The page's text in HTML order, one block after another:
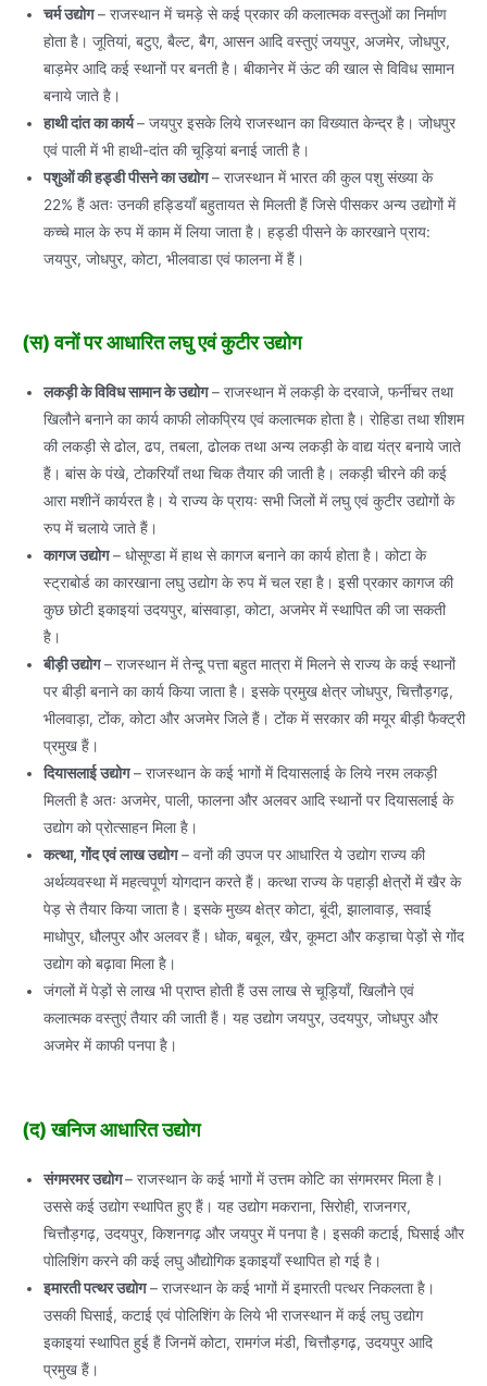
चर्म उद्योग– राजस्थान में चमड़े से कई प्रकार की कलात्मक वस्तुओं का निर्माण
होता है। जूतियां, बटुए, बैल्ट, बैग, आसन आदि वस्तुएं जयपुर, अजमेर, जोधपुर,
बाड़मेर आदि कई स्थानों पर बनती है। बीकानेर में ऊंट की खाल से विविध सामान
बनाये जाते है।
हाथी दांत का कार्य– जयपुर इसके लिये राजस्थान का विख्यात केन्द्र है। जोधपुर
एवं पाली में भी हाथी-दांत की चूड़ियां बनाई जाती है।
पशुओं की हड्डी पीसने का उद्योग– राजस्थान में भारत की कुल पशु संख्या के
22% हैं अतः उनकी हड्डियाँ बहुतायत से मिलती हैं जिसे पीसकर अन्य उद्योगों में
कच्चे माल के रुप में काम में लिया जाता है। हड्डी पीसने के कारखाने प्राय:
जयपुर, जोधपुर, कोटा, भीलवाडा एवं फालना में हैं।
(स) वनों पर आधारित लघु एवं कुटीर उद्योग
लकड़ी के विविध सामान के उद्योग– राजस्थान में लकड़ी के दरवाजे, फर्नीचर तथा
खिलौने बनाने का कार्य काफी लोकप्रिय एवं कलात्मक होता है। रोहिडा तथा शीशम
की लकड़ी से ढोल, ढप, तबला, ढोलक तथा अन्य लकड़ी के वाद्य यंत्र बनाये जाते
हैं। बांस के पंखे, टोकरियाँ तथा चिक तैयार की जाती है। लकड़ी चीरने की कई
आरा मशीनें कार्यरत है। ये राज्य के प्रायः सभी जिलों में लघु एवं कुटीर उद्योगों के
रुप में चलाये जाते हैं।
कागज उद्योग– धोसूण्डा में हाथ से कागज बनाने का कार्य होता है। कोटा के
स्ट्राबोर्ड का कारखाना लघु उद्योग के रुप में चल रहा है। इसी प्रकार कागज की
कुछ छोटी इकाइयां उदयपुर, बांसवाड़ा, कोटा, अजमेर में स्थापित की जा सकती
है।
बीड़ी उद्योग– राजस्थान में तेन्दू पत्ता बहुत मात्रा में मिलने से राज्य के कई स्थानों
पर बीड़ी बनाने का कार्य किया जाता है। इसके प्रमुख क्षेत्र जोधपुर, चित्तौड़गढ़,
भीलवाड़ा, टोंक, कोटा और अजमेर जिले हैं। टोंक में सरकार की मयूर बीड़ी फैक्ट्री
प्रमुख हैं।
दियासलाई उद्योग– राजस्थान के कई भागों में दियासलाई के लिये नरम लकड़ी
मिलती है अतः अजमेर, पाली, फालना और अलवर आदि स्थानों पर दियासलाई के
उद्योग को प्रोत्साहन मिला है।
कत्था, गोंद एवं लाख उद्योग– वनों की उपज पर आधारित ये उद्योग राज्य की
अर्थव्यवस्था में महत्वपूर्ण योगदान करते हैं। कत्था राज्य के पहाड़ी क्षेत्रों में खैर के
पेड़ से तैयार किया जाता है। इसके मुख्य क्षेत्र कोटा, बूंदी, झालावाड़, सवाई
माधोपुर, धौलपुर और अलवर हैं। धोक, बबूल, खैर, कूमटा और कड़ाचा पेड़ों से गोंद
उद्योग को बढ़ावा मिला है।
जंगलों में पेड़ों से लाख भी प्राप्त होती हैं उस लाख से चूड़ियाँ, खिलौने एवं
कलात्मक वस्तुएं तैयार की जाती हैं। यह उद्योग जयपुर, उदयपुर, जोधपुर और
अजमेर में काफी पनपा है।
(द) खनिज आधारित उद्योग
संगमरमर उद्योग– राजस्थान के कई भागों में उत्तम कोटि का संगमरमर मिला है।
उससे कई उद्योग स्थापित हुए हैं। यह उद्योग मकराना, सिरोही, राजनगर,
चित्तौड़गढ़, उदयपुर, किशनगढ़ और जयपुर में पनपा है। इसकी कटाई, घिसाई और
पोलिशिंग करने की कई लघु औद्योगिक इकाइयाँ स्थापित हो गई है।
इमारती पत्थर उद्योग– राजस्थान के कई भागों में इमारती पत्थर निकलता है।
उसकी घिसाई, कटाई एवं पोलिशिंग के लिये भी राजस्थान में कई लघु उद्योग
इकाइयां स्थापित हुई हैं जिनमें कोटा, रामगंज मंडी, चित्तौड़गढ़, उदयपुर आदि
प्रमुख हैं।